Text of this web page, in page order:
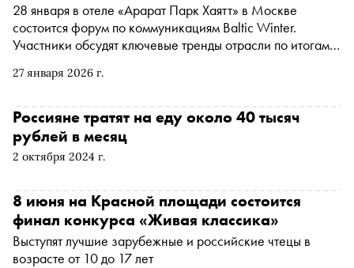
27 января 2026 г.
28 января в отеле «Арарат Парк Хаятт» в Москве
состоится форум по коммуникациям Baltic Winter.
Участники обсудят ключевые тренды отрасли по итогам
событием станет презентация книги «Baltic Weekend: 25
2 октября 2024 г.
Россияне тратят на еду около 40 тысяч
рублей в месяц
8 июня на Красной площади состоится
финал конкурса «Живая классика»
Выступят лучшие зарубежные и российские чтецы в
возрасте от 10 до 17 лет